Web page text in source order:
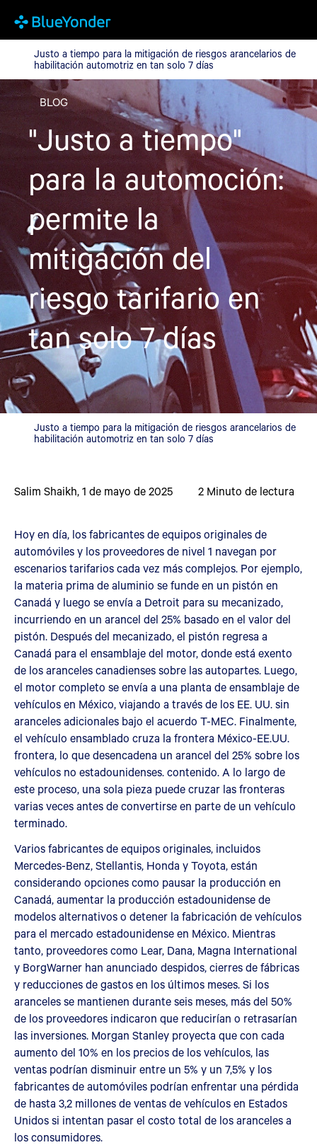
Justo a tiempo para la mitigación de riesgos arancelarios de
Justo a tiempo para la mitigación de riesgos arancelarios de
habilitación automotriz en tan solo 7 días
BLOG
"Justo a tiempo"
para la automoción:
permite la
mitigación del
riesgo tarifario en
tan solo 7 días
Justo a tiempo para la mitigación de riesgos arancelarios de
habilitación automotriz en tan solo 7 días
Salim Shaikh,1 de mayo de 2025 2 Minuto de lectura
Hoy en día, los fabricantes de equipos originales de
automóviles y los proveedores de nivel 1 navegan por
escenarios tarifarios cada vez más complejos. Por ejemplo,
la materia prima de aluminio se funde en un pistón en
Canadá y luego se envía a Detroit para su mecanizado,
incurriendo en un arancel del 25% basado en el valor del
pistón. Después del mecanizado, el pistón regresa a
Canadá para el ensamblaje del motor, donde está exento
de los aranceles canadienses sobre las autopartes. Luego,
el motor completo se envía a una planta de ensamblaje de
vehículos en México, viajando a través de los EE. UU. sin
aranceles adicionales bajo el acuerdo T-MEC. Finalmente,
el vehículo ensamblado cruza la frontera México-EE.UU.
frontera, lo que desencadena un arancel del 25% sobre los
vehículos no estadounidenses. contenido. A lo largo de
este proceso, una sola pieza puede cruzar las fronteras
varias veces antes de convertirse en parte de un vehículo
terminado.
Varios fabricantes de equipos originales, incluidos
Mercedes-Benz, Stellantis, Honda y Toyota, están
considerando opciones como pausar la producción en
Canadá, aumentar la producción estadounidense de
modelos alternativos o detener la fabricación de vehículos
para el mercado estadounidense en México. Mientras
tanto, proveedores como Lear, Dana, Magna International
y BorgWarner han anunciado despidos, cierres de fábricas
y reducciones de gastos en los últimos meses. Si los
aranceles se mantienen durante seis meses, más del 50%
de los proveedores indicaron que reducirían o retrasarían
las inversiones. Morgan Stanley proyecta que con cada
aumento del 10% en los precios de los vehículos, las
ventas podrían disminuir entre un 5% y un 7,5% y los
fabricantes de automóviles podrían enfrentar una pérdida
de hasta 3,2 millones de ventas de vehículos en Estados
Unidos si intentan pasar el costo total de los aranceles a
los consumidores.